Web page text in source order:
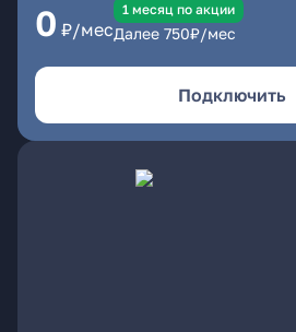
0 ₽/мес
1 месяц по акции
Далее 750₽/мес
Подключить